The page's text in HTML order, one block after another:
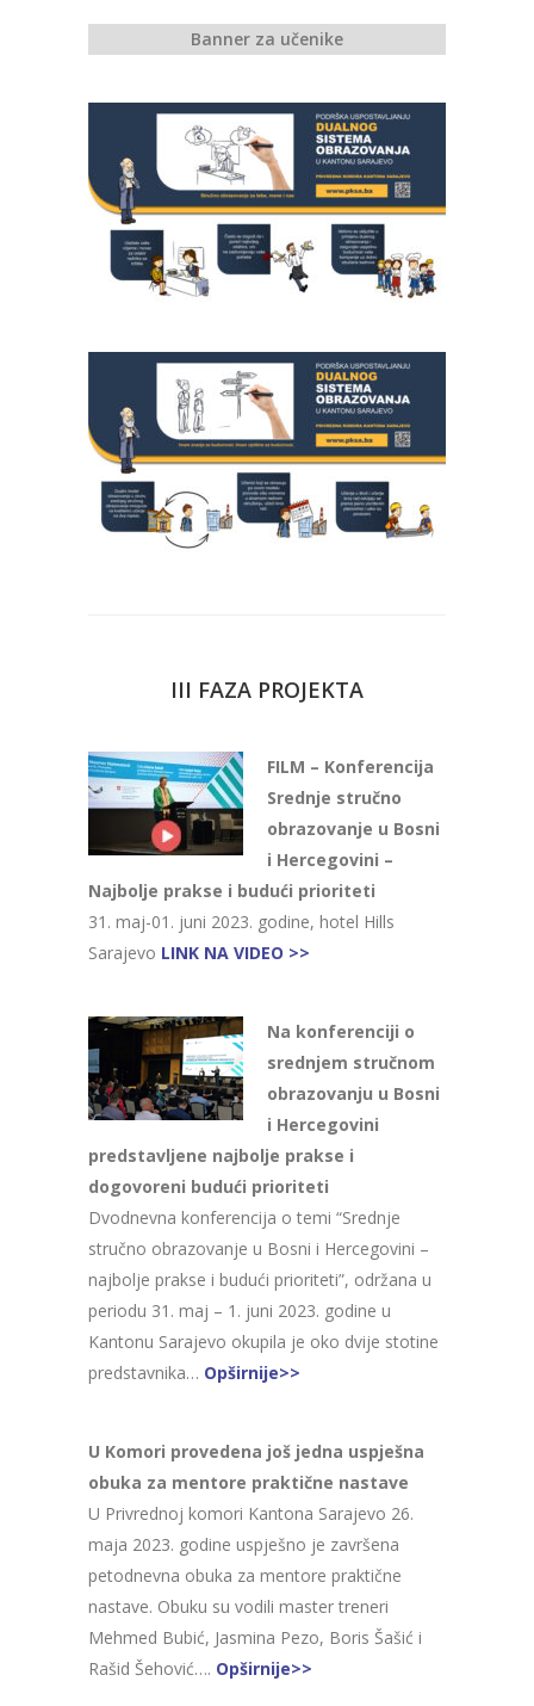
Banner za učenike
III FAZA PROJEKTA
FILM – Konferencija
Srednje stručno
obrazovanje u Bosni
i Hercegovini –
Najbolje prakse i budući prioriteti
31. maj-01. juni 2023. godine, hotel Hills
Sarajevo LINK NA VIDEO >>
Na konferenciji o
srednjem stručnom
obrazovanju u Bosni
i Hercegovini
predstavljene najbolje prakse i
dogovoreni budući prioriteti
Dvodnevna konferencija o temi “Srednje
stručno obrazovanje u Bosni i Hercegovini –
najbolje prakse i budući prioriteti”, održana u
periodu 31. maj – 1. juni 2023. godine u
Kantonu Sarajevo okupila je oko dvije stotine
predstavnika… Opširnije>>
U Komori provedena još jedna uspješna
obuka za mentore praktične nastave
U Privrednoj komori Kantona Sarajevo 26.
maja 2023. godine uspješno je završena
petodnevna obuka za mentore praktične
nastave. Obuku su vodili master treneri
Mehmed Bubić, Jasmina Pezo, Boris Šašić i
Rašid Šehović…. Opširnije>>